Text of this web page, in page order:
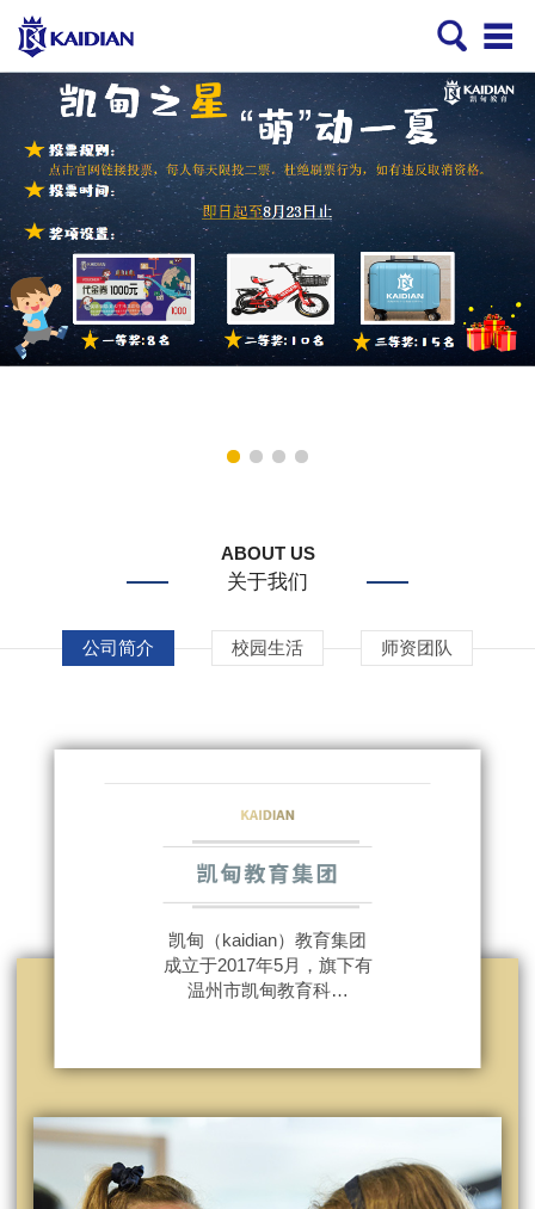
ABOUT US
关于我们
公司简介 校园生活 师资团队
凯甸（kaidian）教育集团
成立于2017年5月，旗下有
温州市凯甸教育科…